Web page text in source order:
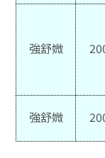
強舒媺
強舒媺